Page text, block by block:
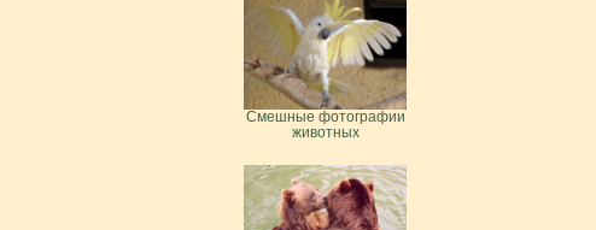
Смешные фотографии
животных